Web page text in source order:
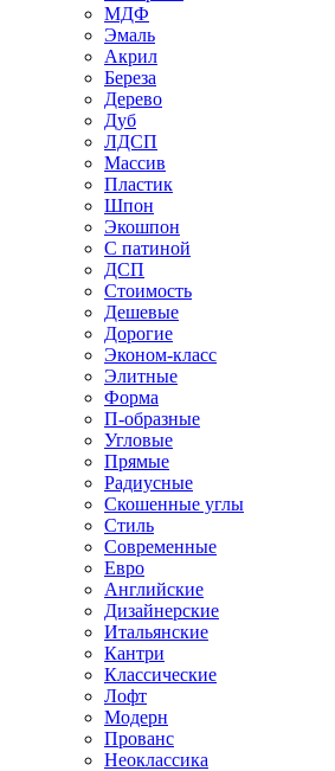
МДФ
Эмаль
Акрил
Береза
Дерево
Дуб
ЛДСП
Массив
Пластик
Шпон
Экошпон
С патиной
ДСП
Стоимость
Дешевые
Дорогие
Эконом-класс
Элитные
Форма
П-образные
Угловые
Прямые
Радиусные
Скошенные углы
Стиль
Современные
Евро
Английские
Дизайнерские
Итальянские
Кантри
Классические
Лофт
Модерн
Прованс
Неоклассика